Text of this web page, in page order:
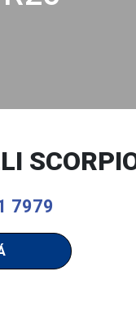
7979